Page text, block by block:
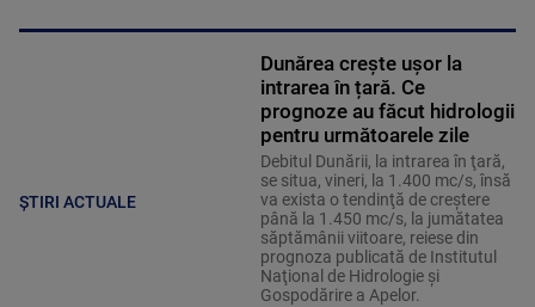
ȘTIRI ACTUALE
Dunărea crește ușor la
intrarea în țară. Ce
prognoze au făcut hidrologii
pentru următoarele zile
Debitul Dunării, la intrarea în ţară,
se situa, vineri, la 1.400 mc/s, însă
va exista o tendinţă de creştere
până la 1.450 mc/s, la jumătatea
săptămânii viitoare, reiese din
prognoza publicată de Institutul
Naţional de Hidrologie şi
Gospodărire a Apelor.